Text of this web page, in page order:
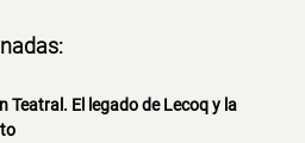
Teatral. El legado de Lecoq y la